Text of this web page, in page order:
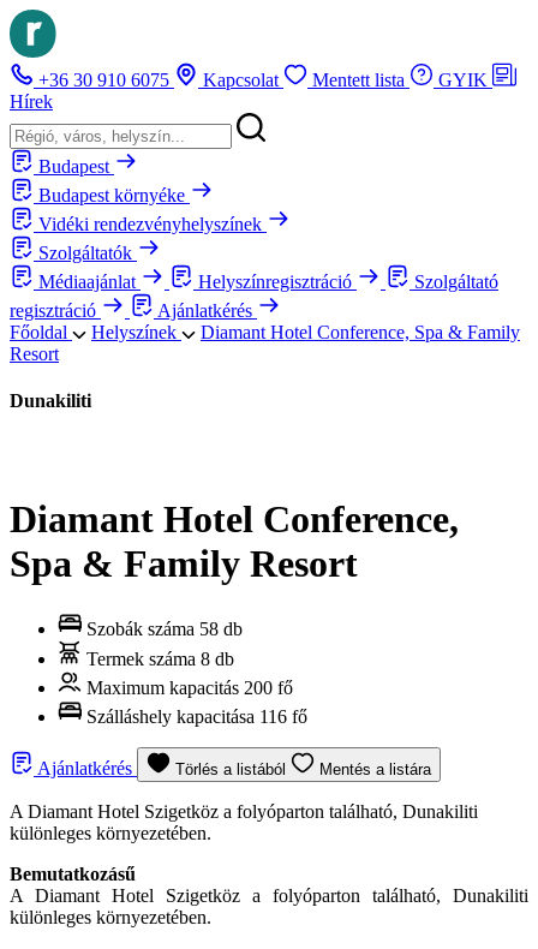
+36 30 910 6075 Kapcsolat Mentett lista
GYIK
Hírek
Budapest
Budapest környéke
Vidéki rendezvényhelyszínek
Szolgáltatók
Médiaajánlat
Helyszínregisztráció
Szolgáltató
regisztráció
Ajánlatkérés
Főoldal
Helyszínek
Diamant Hotel Conference, Spa & Family
Resort
Dunakiliti
Diamant Hotel Conference,
Spa & Family Resort
Szobák száma 58 db
Termek száma 8 db
Maximum kapacitás 200 fő
Szálláshely kapacitása 116 fő
Ajánlatkérés Törlés a listából Mentés a listára
A Diamant Hotel Szigetköz a folyóparton található, Dunakiliti
különleges környezetében.
Bemutatkozásű
A Diamant Hotel Szigetköz a folyóparton található, Dunakiliti
különleges környezetében.